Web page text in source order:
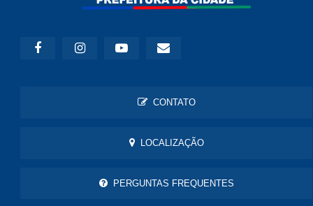
CONTATO
LOCALIZAÇÃO
PERGUNTAS FREQUENTES